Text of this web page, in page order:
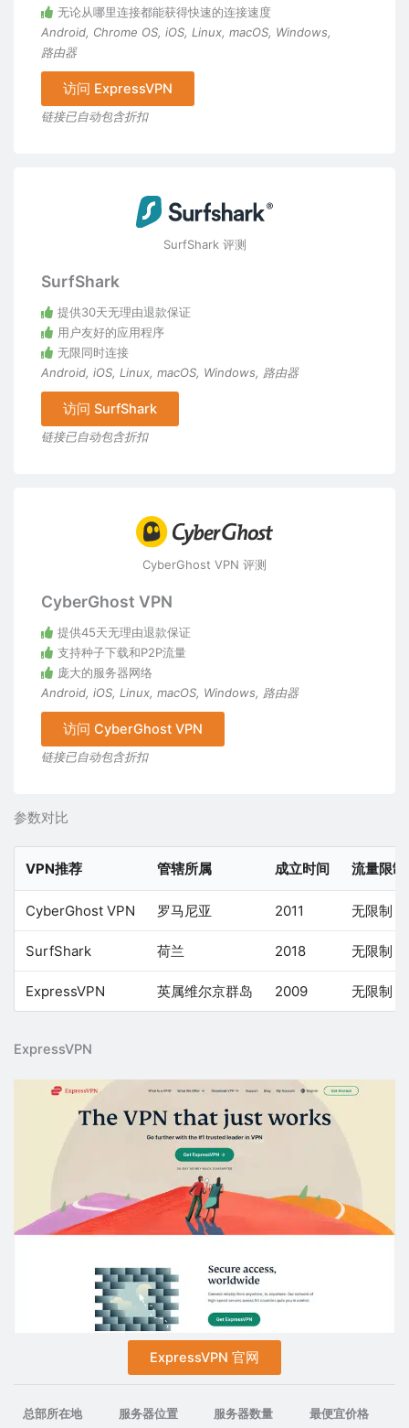
无论从哪里连接都能获得快速的连接速度
Android, Chrome OS, iOS, Linux, macOS, Windows,
路由器
访问 ExpressVPN
链接已自动包含折扣
SurfShark 评测
SurfShark
提供30天无理由退款保证
用户友好的应用程序
无限同时连接
Android, iOS, Linux, macOS, Windows, 路由器
访问 SurfShark
链接已自动包含折扣
CyberGhost VPN 评测
CyberGhost VPN
提供45天无理由退款保证
支持种子下载和P2P流量
庞大的服务器网络
Android, iOS, Linux, macOS, Windows, 路由器
访问 CyberGhost VPN
链接已自动包含折扣
参数对比
VPN推荐 管辖所属 成立时间 流量限制
CyberGhost VPN 罗马尼亚 2011 无限制
SurfShark 荷兰 2018 无限制
ExpressVPN 英属维尔京群岛 2009 无限制
ExpressVPN
ExpressVPN 官网
总部所在地
服务器位置
服务器数量
最便宜价格